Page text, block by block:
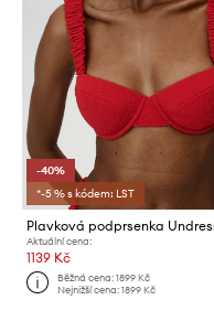
-40%
*-5 % s kódem: LST
Aktuální cena:
1139 Kč
Běžná cena:1899 Kč
Nejnižší cena:1899 Kč